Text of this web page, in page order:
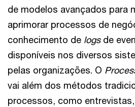
de modelos avançados para
aprimorar processos de
conhecimento de logs de
disponíveis nos diversos
pelas organizações. O
vai além dos métodos
processos, como